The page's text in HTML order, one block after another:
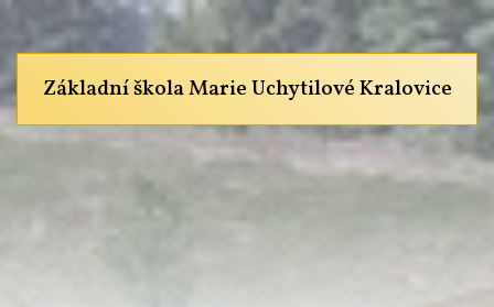
Základní škola Marie Uchytilové Kralovice